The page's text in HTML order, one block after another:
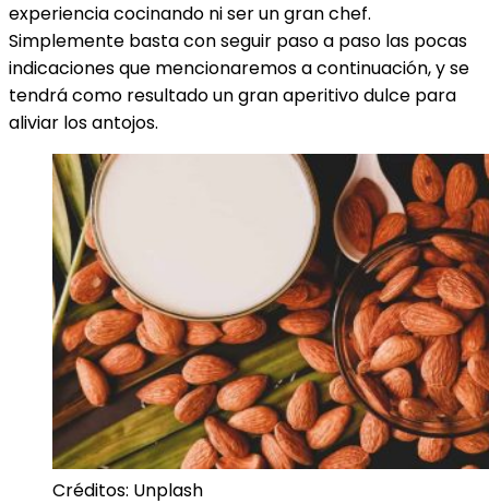
experiencia cocinando ni ser un gran chef.
Simplemente basta con seguir paso a paso las pocas
indicaciones que mencionaremos a continuación, y se
tendrá como resultado un gran aperitivo dulce para
aliviar los antojos.
Créditos: Unplash